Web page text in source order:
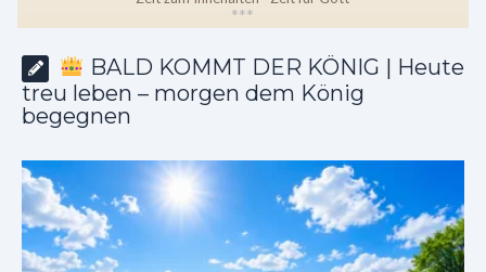
***
BALD KOMMT DER KÖNIG | Heute
treu leben – morgen dem König
begegnen